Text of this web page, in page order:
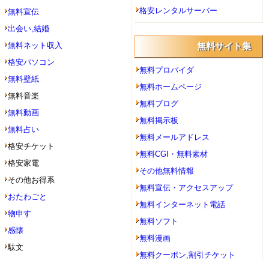
無料宣伝
出会い,結婚
無料ネット収入
格安パソコン
無料壁紙
無料音楽
無料動画
無料占い
格安チケット
格安家電
その他お得系
おたわごと
物申す
感懐
駄文
格安レンタルサーバー
無料サイト集
無料プロバイダ
無料ホームページ
無料ブログ
無料掲示板
無料メールアドレス
無料CGI・無料素材
その他無料情報
無料宣伝・アクセスアップ
無料インターネット電話
無料ソフト
無料漫画
無料クーポン,割引チケット